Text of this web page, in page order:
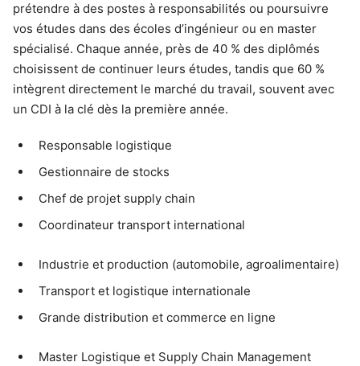
prétendre à des postes à responsabilités ou poursuivre
vos études dans des écoles d’ingénieur ou en master
spécialisé. Chaque année, près de 40 % des diplômés
choisissent de continuer leurs études, tandis que 60 %
intègrent directement le marché du travail, souvent avec
un CDI à la clé dès la première année.
Responsable logistique
Gestionnaire de stocks
Chef de projet supply chain
Coordinateur transport international
Industrie et production (automobile, agroalimentaire)
Transport et logistique internationale
Grande distribution et commerce en ligne
Master Logistique et Supply Chain Management